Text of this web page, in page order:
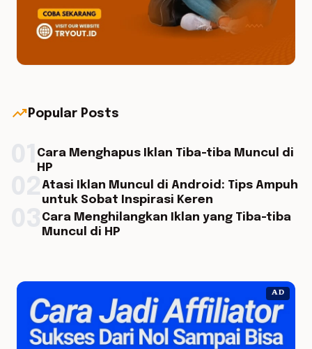
trending_up Popular Posts
Cara Menghapus Iklan Tiba-tiba Muncul di
HP
Atasi Iklan Muncul di Android: Tips Ampuh
untuk Sobat Inspirasi Keren
Cara Menghilangkan Iklan yang Tiba-tiba
Muncul di HP
AD